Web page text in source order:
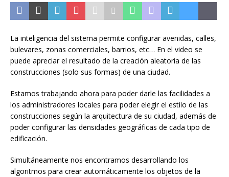
La inteligencia del sistema permite configurar avenidas, calles,
bulevares, zonas comerciales, barrios, etc… En el video se
puede apreciar el resultado de la creación aleatoria de las
construcciones (solo sus formas) de una ciudad.
Estamos trabajando ahora para poder darle las facilidades a
los administradores locales para poder elegir el estilo de las
construcciones según la arquitectura de su ciudad, además de
poder configurar las densidades geográficas de cada tipo de
edificación.
Simultáneamente nos encontramos desarrollando los
algoritmos para crear automáticamente los objetos de la